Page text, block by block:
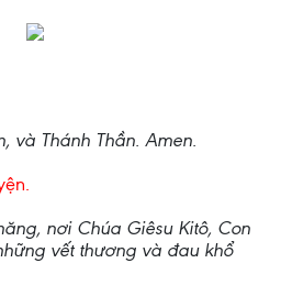
và Thánh Thần. Amen.
nơi Chúa Giêsu Kitô, Con
vết thương và đau khổ